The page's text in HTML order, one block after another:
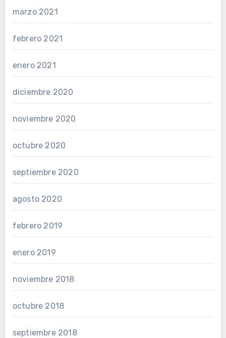
marzo 2021
febrero 2021
enero 2021
diciembre 2020
noviembre 2020
octubre 2020
septiembre 2020
agosto 2020
febrero 2019
enero 2019
noviembre 2018
octubre 2018
septiembre 2018